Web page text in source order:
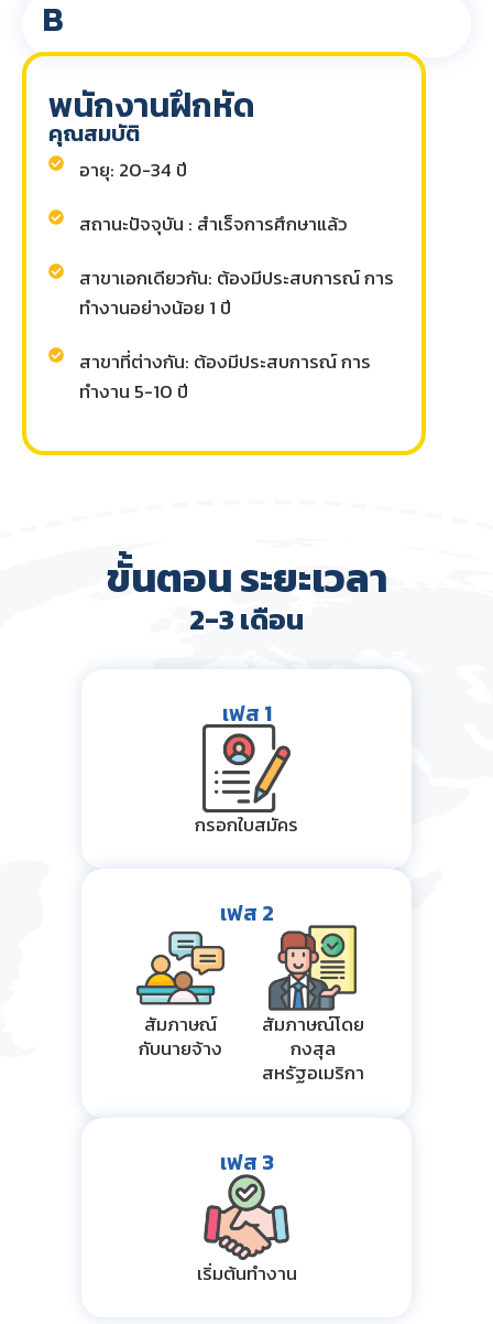
B
พนักงานฝึกหัด
คุณสมบัติ
อายุ: 20-34 ปี
สถานะปัจจุบัน : สำเร็จการศึกษาแล้ว
สาขาเอกเดียวกัน: ต้องมีประสบการณ์ การ
ทำงานอย่างน้อย 1 ปี
สาขาที่ต่างกัน: ต้องมีประสบการณ์ การ
ทำงาน 5-10 ปี
ขั้นตอน ระยะเวลา
2-3 เดือน
เฟส 1
กรอกใบสมัคร
เฟส 2
สัมภาษณ์
กับนายจ้าง
สัมภาษณ์โดย
กงสุล
สหรัฐอเมริกา
เฟส 3
เริ่มต้นทำงาน